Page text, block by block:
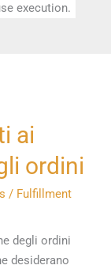
execution.
ai
ordini
/ Fulfillment
degli ordini
desiderano